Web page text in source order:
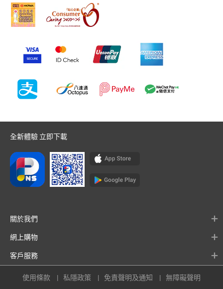
全新體驗 立即下載
關於我們
網上購物
客戶服務
使用條款 私隱政策 免責聲明及通知 無障礙聲明